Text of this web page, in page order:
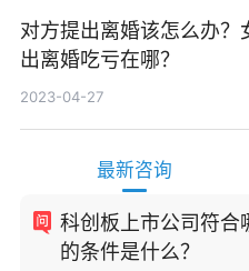
对方提出离婚该怎么办？
出离婚吃亏在哪？
2023-04-27
最新咨询
科创板上市公司符合
的条件是什么？